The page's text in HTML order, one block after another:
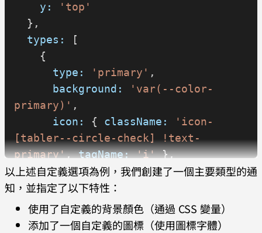
    y:
'top'
  },
  types:
[
    {
      type:
'primary' ,
      background:
'var(--color-
primary)' ,
      icon:
{ className:
'icon-
[tabler--circle-check] !text-
primary', tagName: 'i' },
      color:
'white'
    }
  ]
});
以上述自定義選項為例，我們創建了一個主要類型的通
知，並指定了以下特性：
使用了自定義的背景顏色（通過 CSS 變量）
添加了一個自定義的圖標（使用圖標字體）